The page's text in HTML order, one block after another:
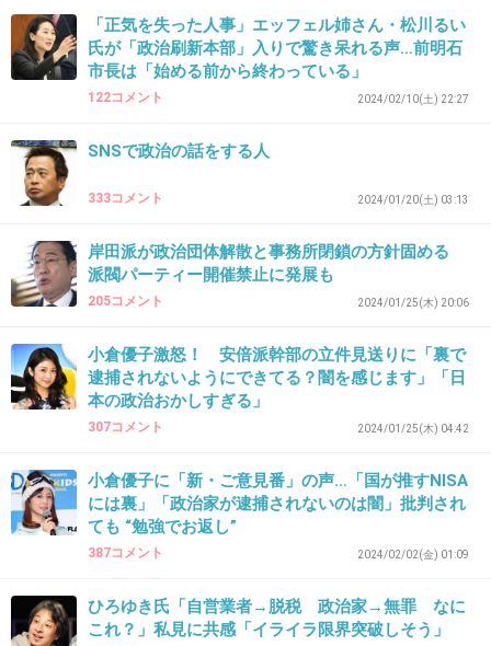
親しくしている友人は学会員だから話す事なし。もう1人の
友人も週刊誌やテレビの情報でしか語らない。自分が正し
いと思ってるから全然話が合わない。だから誰とも話さな
>>3
するしない以前に自治会で推している議員がいて、「絶対
に投票してね」と家に尋ねられてくる
1件の返信
+1 -2
44. 匿名2026/07/08(水) 12:10:57
数でいえば野党にいれた票数の総計が多いのに
「正気を失った人事」エッフェル姉さん・松川るい
氏が「政治刷新本部」入りで驚き呆れる声…前明石
市長は「始める前から終わっている」
122コメント 2024/02/10(土) 22:27
SNSで政治の話をする人
333コメント 2024/01/20(土) 03:13
岸田派が政治団体解散と事務所閉鎖の方針固める
派閥パーティー開催禁止に発展も
205コメント 2024/01/25(木) 20:06
小倉優子激怒！ 安倍派幹部の立件見送りに「裏で
逮捕されないようにできてる？闇を感じます」「日
本の政治おかしすぎる」
307コメント 2024/01/25(木) 04:42
小倉優子に「新・ご意見番」の声…「国が推すNISA
には裏」「政治家が逮捕されないのは闇」批判され
ても “勉強でお返し”
387コメント 2024/02/02(金) 01:09
ひろゆき氏「自営業者→脱税 政治家→無罪 なに
これ？」私見に共感「イライラ限界突破しそう」